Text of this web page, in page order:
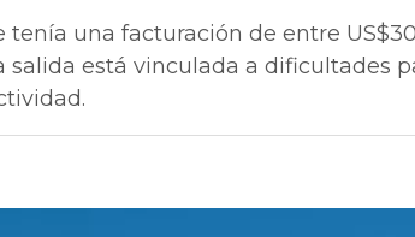
una facturación de entre
está vinculada a dificultades